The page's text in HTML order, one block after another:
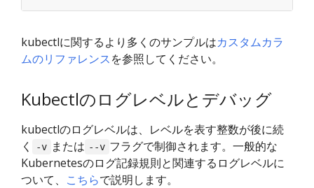
kubectlに関するより多くのサンプルはカスタムカラ
ムのリファレンスを参照してください。
Kubectlのログレベルとデバッグ
kubectlのログレベルは、レベルを表す整数が後に続
く
-v または --v フラグで制御されます。一般的な
Kubernetesのログ記録規則と関連するログレベルに
ついて、 こちらで説明します。